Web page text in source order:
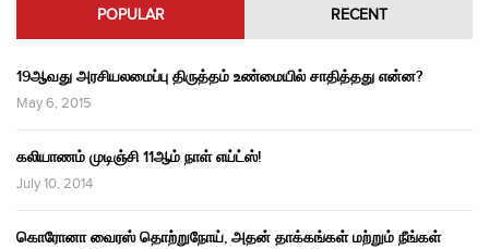
POPULAR RECENT
19ஆவது அரசியலமைப்பு திருத்தம் உண்மையில் சாதித்தது என்ன?
May 6, 2015
கலியாணம் முடிஞ்சி 11ஆம் நாள் எய்ட்ஸ்!
July 10, 2014
கொரோனா வைரஸ் தொற்றுநோய், அதன் தாக்கங்கள் மற்றும் நீங்கள்